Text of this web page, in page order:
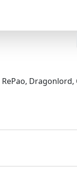
RePao, Dragonlord,